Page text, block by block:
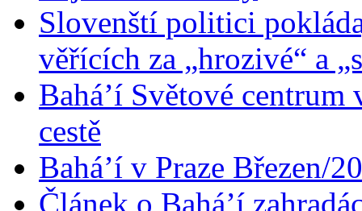
Slovenští politici
věřících za „hrozivé“ a
Bahá’í Světové
cestě
Bahá’í v Praze Březen/
Článek o Bahá’í